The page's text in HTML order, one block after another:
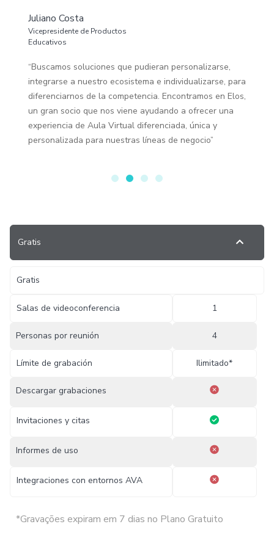
Juliano Costa
Vicepresidente de Productos
Educativos
“Buscamos soluciones que pudieran personalizarse,
integrarse a nuestro ecosistema e individualizarse, para
diferenciarnos de la competencia. Encontramos en Elos,
un gran socio que nos viene ayudando a ofrecer una
experiencia de Aula Virtual diferenciada, única y
personalizada para nuestras líneas de negocio”
Gratis
Gratis
Salas de videoconferencia 1
Personas por reunión 4
Límite de grabación Ilimitado*
Descargar grabaciones
Invitaciones y citas
Informes de uso
Integraciones con entornos AVA
*Gravações expiram em 7 dias no Plano Gratuito